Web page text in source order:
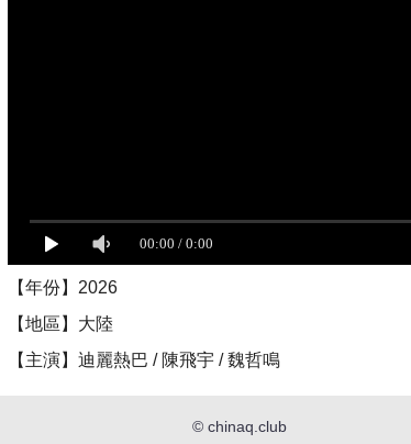
【年份】2026
【地區】大陸
【主演】迪麗熱巴 / 陳飛宇 / 魏哲鳴
© chinaq.club